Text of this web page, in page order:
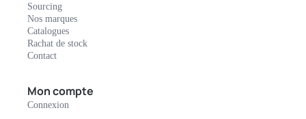
Sourcing
Nos marques
Catalogues
Rachat de stock
Contact
Mon compte
Connexion